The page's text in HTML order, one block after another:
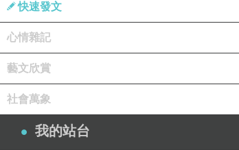
本篇開箱文主要提供想購買 PHILIPS
內容物跟主體細節的配置，最後更有
快速發文
心情雜記
藝文欣賞
社會萬象
我的站台